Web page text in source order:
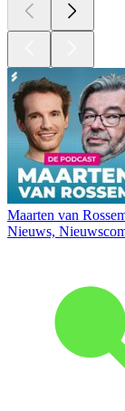
Maarten van
Nieuws,